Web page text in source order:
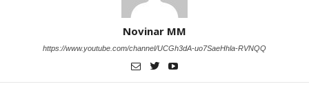
Novinar MM
https://www.youtube.com/channel/UCGh3dA-uo7SaeHhla-RVNQQ